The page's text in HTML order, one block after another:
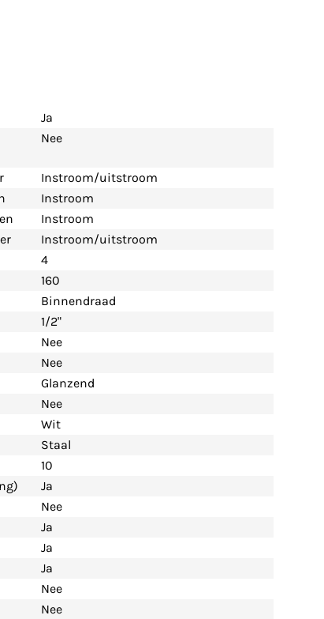
Ja
Nee
Instroom/uitstroom
Instroom
Instroom
Instroom/uitstroom
4
160
Binnendraad
1/2"
Nee
Nee
Glanzend
Nee
Wit
Staal
10
Ja
Nee
Ja
Ja
Ja
Nee
Nee